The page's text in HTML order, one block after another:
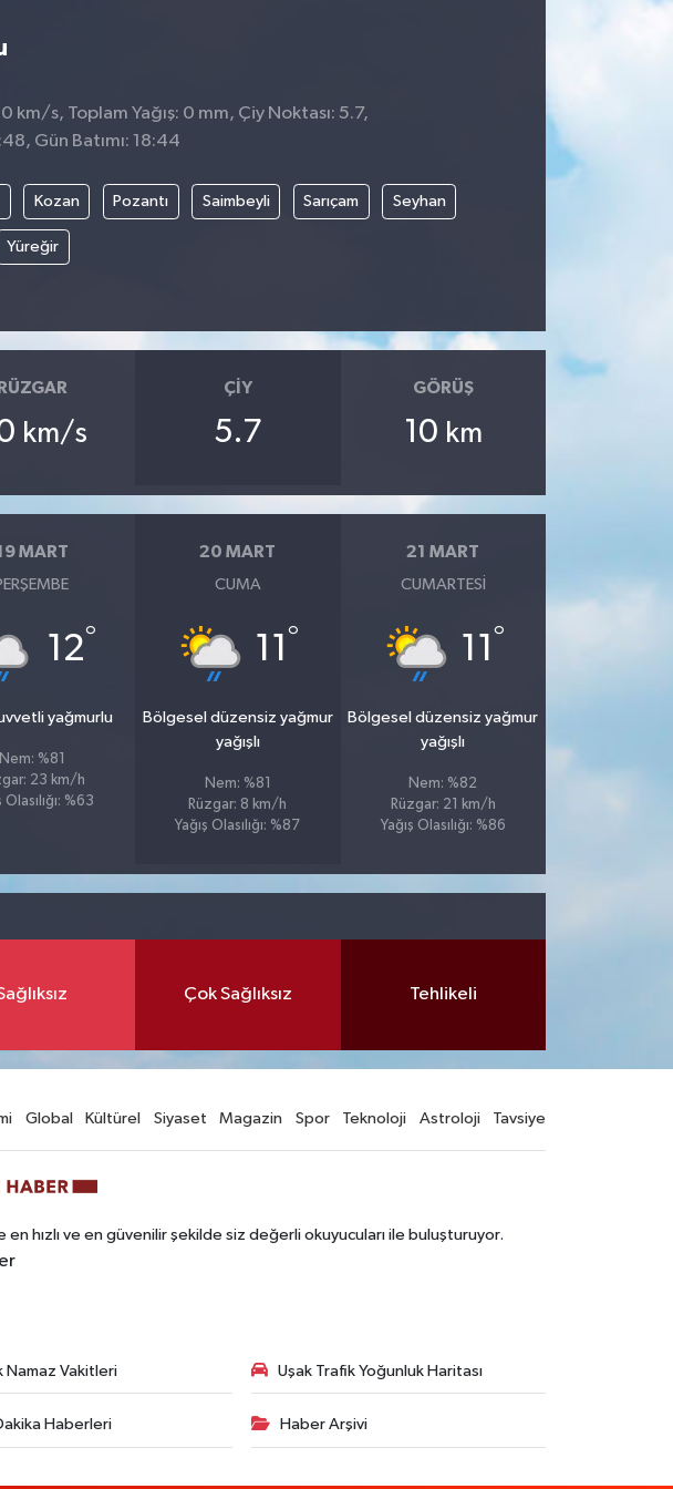
km/s, Toplam Yağış: 0 mm, Çiy Noktası: 5.7,
Gün Batımı: 18:44
Kozan Pozantı Saimbeyli Sarıçam Seyhan
Yüreğir
RÜZGAR
km/s
ÇIY
5.7
GÖRÜŞ
10 km
MART
12°
yağmurlu
Nem: %81
23 km/h
Olasılığı: %63
20 MART
CUMA
11 °
Bölgesel düzensiz yağmur
yağışlı
Nem: %81
Rüzgar: 8 km/h
Yağış Olasılığı: %87
21 MART
CUMARTESI
11 °
Bölgesel düzensiz yağmur
yağışlı
Nem: %82
Rüzgar: 21 km/h
Yağış Olasılığı: %86
Çok Sağlıksız Tehlikeli
Global Kültürel Siyaset Magazin Spor Teknoloji Astroloji Tavsiye
hızlı ve en güvenilir şekilde siz değerli okuyucuları ile buluşturuyor.
Namaz Vakitleri Uşak Trafik Yoğunluk Haritası
Haberleri Haber Arşivi